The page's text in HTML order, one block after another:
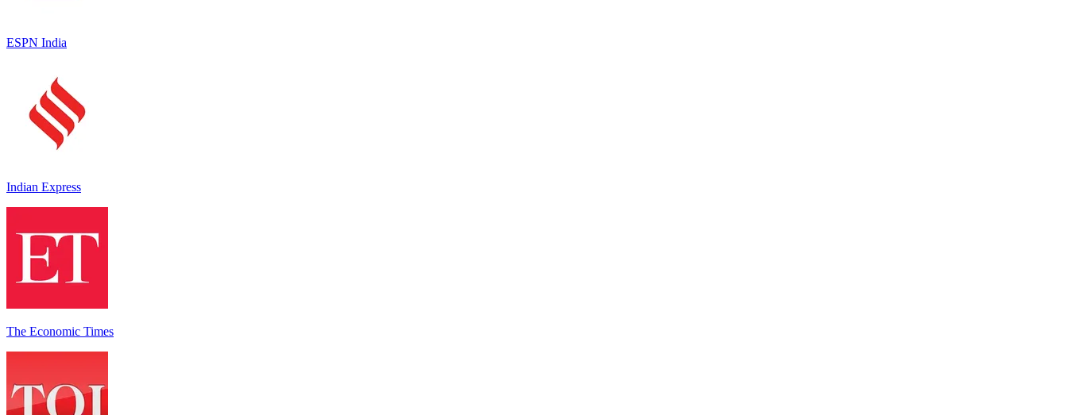
ESPN India
Indian Express
The Economic Times